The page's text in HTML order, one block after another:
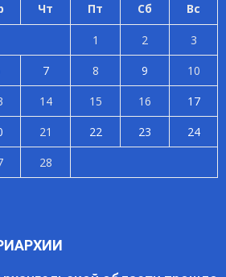
Чт Пт Сб Вс
1 2
3
7 8 9
10
14 15 16
17
21 22 23
24
28